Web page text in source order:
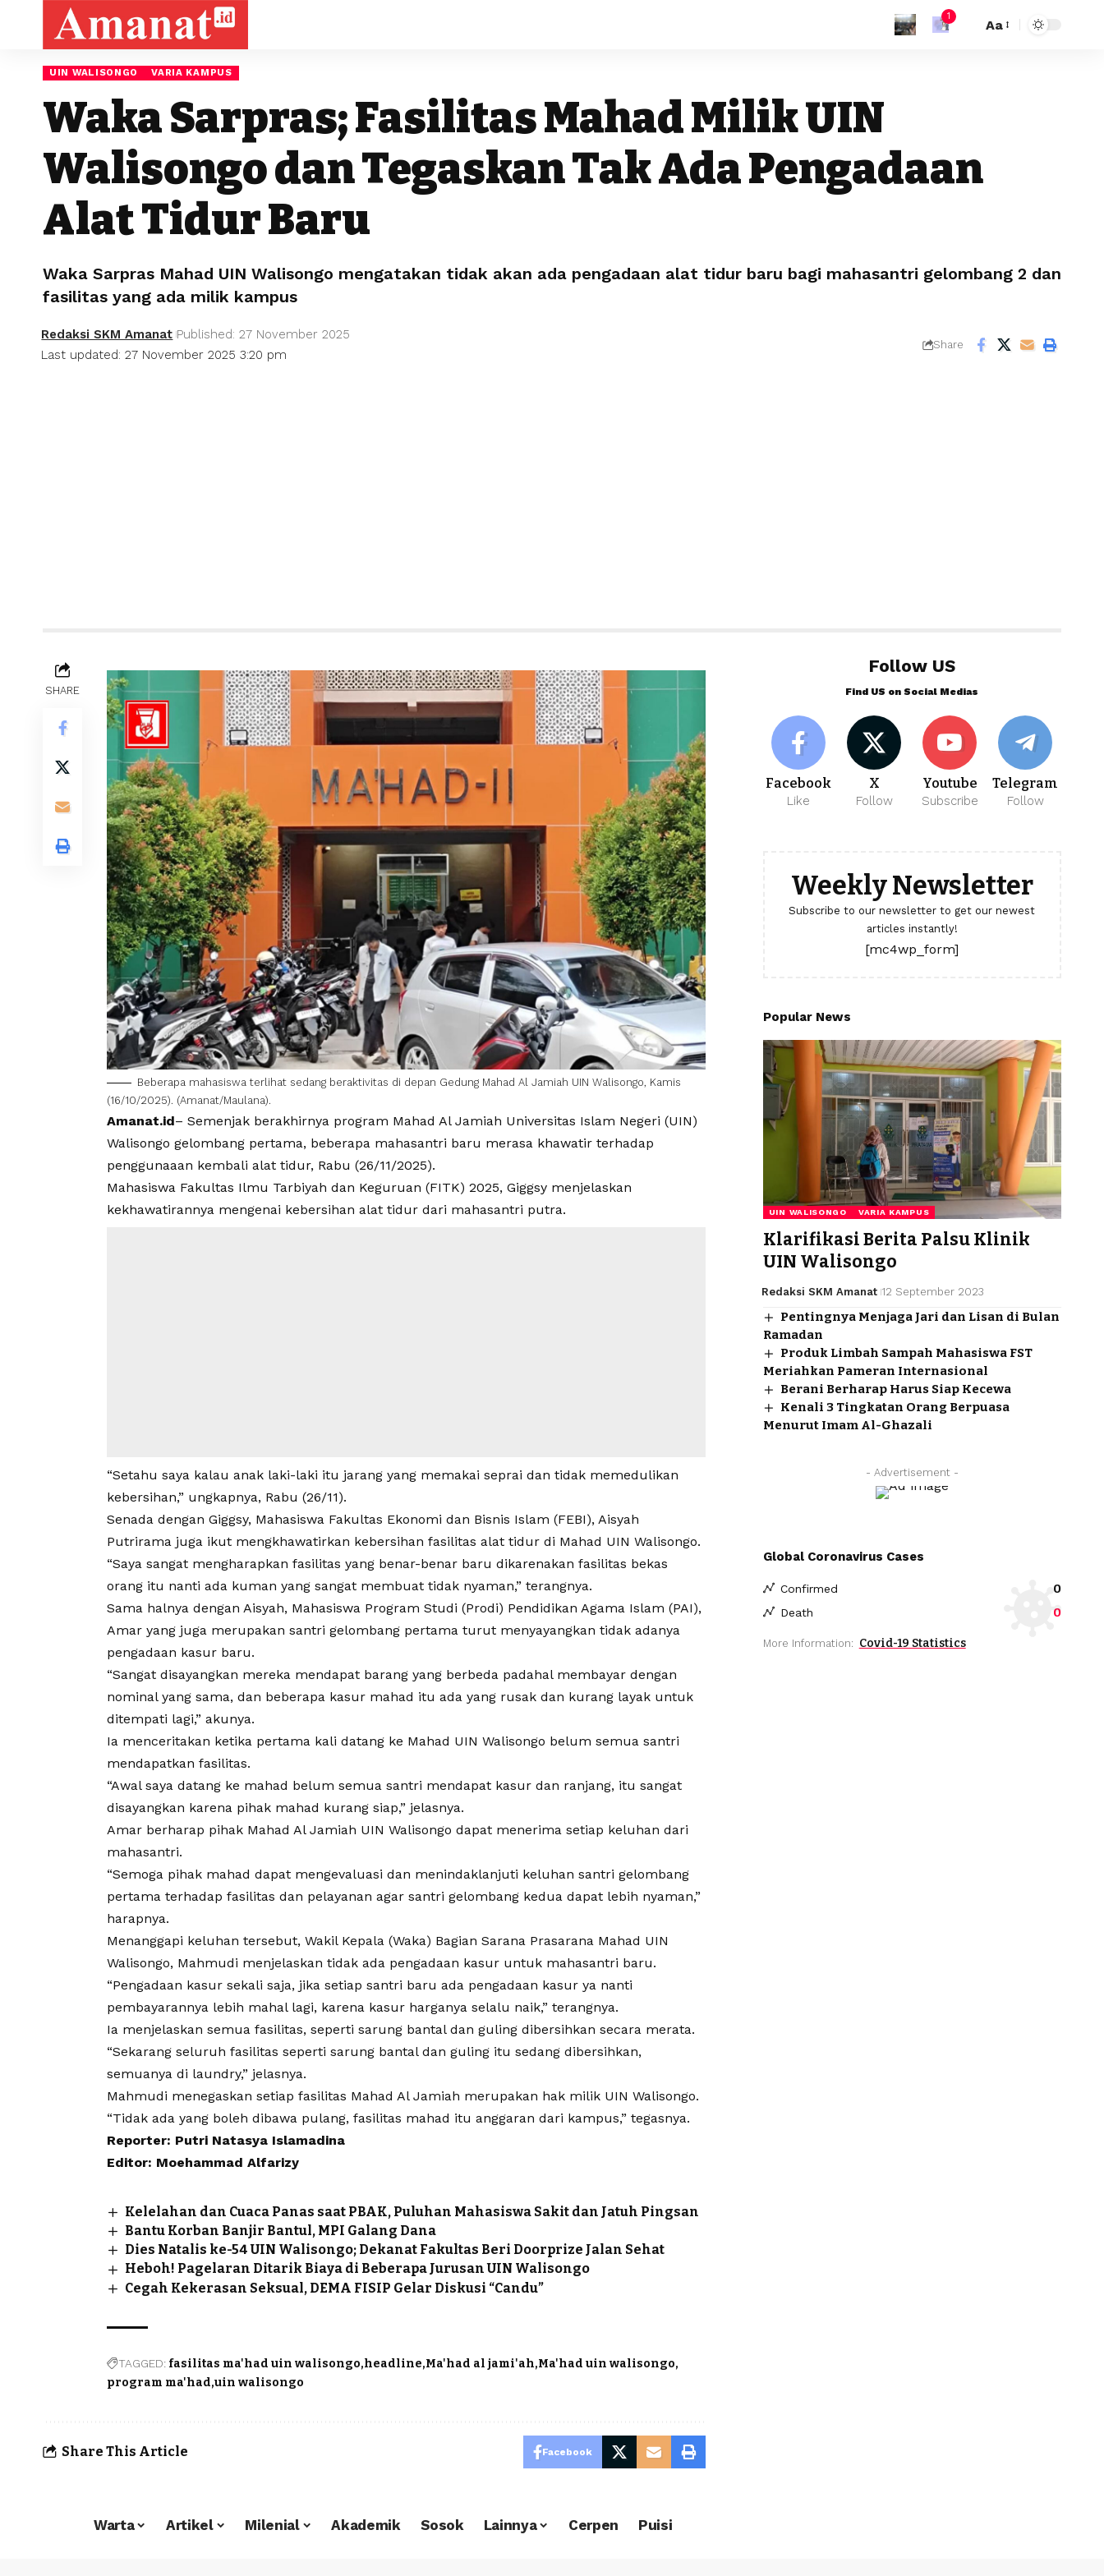
1
Aa
UIN WALISONGO VARIA KAMPUS
Waka Sarpras; Fasilitas Mahad Milik UIN
Walisongo dan Tegaskan Tak Ada Pengadaan
Alat Tidur Baru
Waka Sarpras Mahad UIN Walisongo mengatakan tidak akan ada pengadaan alat tidur baru bagi mahasantri gelombang 2 dan
fasilitas yang ada milik kampus
Last updated: 27 November 2025 3:20 pm
Redaksi SKM Amanat Published: 27 November 2025
Share
SHARE
Beberapa mahasiswa terlihat sedang beraktivitas di depan Gedung Mahad Al Jamiah UIN Walisongo, Kamis
(16/10/2025). (Amanat/Maulana).
Amanat.id– Semenjak berakhirnya program Mahad Al Jamiah Universitas Islam Negeri (UIN)
Walisongo gelombang pertama, beberapa mahasantri baru merasa khawatir terhadap
penggunaaan kembali alat tidur, Rabu (26/11/2025).
Mahasiswa Fakultas Ilmu Tarbiyah dan Keguruan (FITK) 2025, Giggsy menjelaskan
kekhawatirannya mengenai kebersihan alat tidur dari mahasantri putra.
“Setahu saya kalau anak laki-laki itu jarang yang memakai seprai dan tidak memedulikan
kebersihan,” ungkapnya, Rabu (26/11).
Senada dengan Giggsy, Mahasiswa Fakultas Ekonomi dan Bisnis Islam (FEBI), Aisyah
Putrirama juga ikut mengkhawatirkan kebersihan fasilitas alat tidur di Mahad UIN Walisongo.
“Saya sangat mengharapkan fasilitas yang benar-benar baru dikarenakan fasilitas bekas
orang itu nanti ada kuman yang sangat membuat tidak nyaman,” terangnya.
Sama halnya dengan Aisyah, Mahasiswa Program Studi (Prodi) Pendidikan Agama Islam (PAI),
Amar yang juga merupakan santri gelombang pertama turut menyayangkan tidak adanya
pengadaan kasur baru.
“Sangat disayangkan mereka mendapat barang yang berbeda padahal membayar dengan
nominal yang sama, dan beberapa kasur mahad itu ada yang rusak dan kurang layak untuk
ditempati lagi,” akunya.
Ia menceritakan ketika pertama kali datang ke Mahad UIN Walisongo belum semua santri
mendapatkan fasilitas.
“Awal saya datang ke mahad belum semua santri mendapat kasur dan ranjang, itu sangat
disayangkan karena pihak mahad kurang siap,” jelasnya.
Amar berharap pihak Mahad Al Jamiah UIN Walisongo dapat menerima setiap keluhan dari
mahasantri.
“Semoga pihak mahad dapat mengevaluasi dan menindaklanjuti keluhan santri gelombang
pertama terhadap fasilitas dan pelayanan agar santri gelombang kedua dapat lebih nyaman,”
harapnya.
Menanggapi keluhan tersebut, Wakil Kepala (Waka) Bagian Sarana Prasarana Mahad UIN
Walisongo, Mahmudi menjelaskan tidak ada pengadaan kasur untuk mahasantri baru.
“Pengadaan kasur sekali saja, jika setiap santri baru ada pengadaan kasur ya nanti
pembayarannya lebih mahal lagi, karena kasur harganya selalu naik,” terangnya.
Ia menjelaskan semua fasilitas, seperti sarung bantal dan guling dibersihkan secara merata.
“Sekarang seluruh fasilitas seperti sarung bantal dan guling itu sedang dibersihkan,
semuanya di laundry,” jelasnya.
Mahmudi menegaskan setiap fasilitas Mahad Al Jamiah merupakan hak milik UIN Walisongo.
“Tidak ada yang boleh dibawa pulang, fasilitas mahad itu anggaran dari kampus,” tegasnya.
Reporter: Putri Natasya Islamadina
Editor: Moehammad Alfarizy
Kelelahan dan Cuaca Panas saat PBAK, Puluhan Mahasiswa Sakit dan Jatuh Pingsan
Bantu Korban Banjir Bantul, MPI Galang Dana
Dies Natalis ke-54 UIN Walisongo; Dekanat Fakultas Beri Doorprize Jalan Sehat
Heboh! Pagelaran Ditarik Biaya di Beberapa Jurusan UIN Walisongo
Cegah Kekerasan Seksual, DEMA FISIP Gelar Diskusi “Candu”
TAGGED: fasilitas ma'had uin walisongo headline Ma'had al jami'ah Ma'had uin walisongo
program ma'had uin walisongo
Share This Article Facebook
Follow US
Find US on Social Medias
Facebook
Like
X
Follow
Youtube
Subscribe
Telegram
Follow
Weekly Newsletter
Subscribe to our newsletter to get our newest
articles instantly!
[mc4wp_form]
Popular News
UIN WALISONGO VARIA KAMPUS
Klarifikasi Berita Palsu Klinik
UIN Walisongo
Redaksi SKM Amanat 12 September 2023
Pentingnya Menjaga Jari dan Lisan di Bulan
Ramadan
Produk Limbah Sampah Mahasiswa FST
Meriahkan Pameran Internasional
Berani Berharap Harus Siap Kecewa
Kenali 3 Tingkatan Orang Berpuasa
Menurut Imam Al-Ghazali
- Advertisement -
Global Coronavirus Cases
Confirmed 0
Death 0
More Information: Covid-19 Statistics
Warta Artikel Milenial Akademik Sosok Lainnya Cerpen Puisi